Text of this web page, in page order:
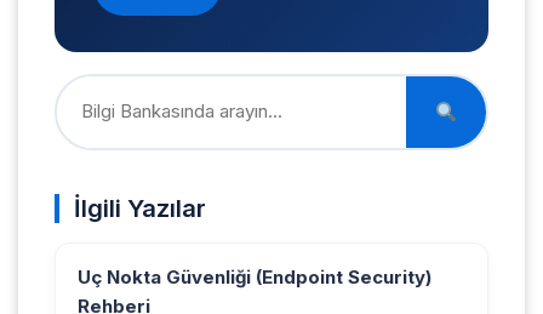
İlgili Yazılar
Uç Nokta Güvenliği (Endpoint Security)
Rehberi